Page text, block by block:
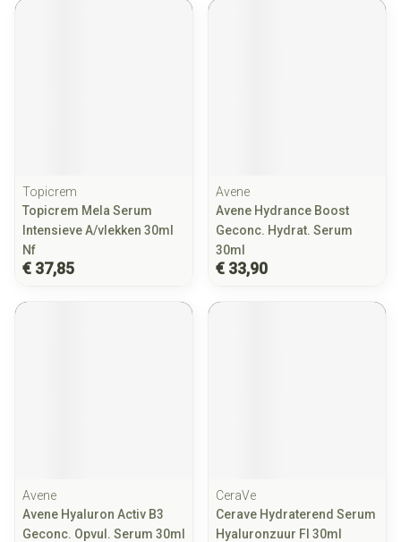
Topicrem
Topicrem Mela Serum
Intensieve A/vlekken 30ml
Nf
€ 37,85
Avene
Avene Hydrance Boost
Geconc. Hydrat. Serum
30ml
€ 33,90
Avene
Avene Hyaluron Activ B3
Geconc. Opvul. Serum 30ml
CeraVe
Cerave Hydraterend Serum
Hyaluronzuur Fl 30ml